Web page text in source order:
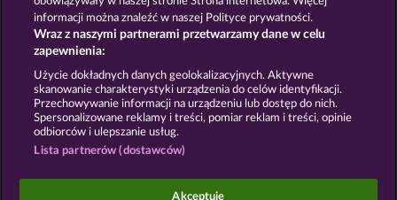
Zasady i warunki
Nota prawna Firma FAQ Facebook
Prześlij wniosek o wypłatę
informacji można znaleźć w naszej Polityce prywatności.
Wraz z naszymi partnerami przetwarzamy dane w celu
zapewnienia:
Użycie dokładnych danych geolokalizacyjnych. Aktywne
skanowanie charakterystyki urządzenia do celów identyfikacji.
Przechowywanie informacji na urządzeniu lub dostęp do nich.
Spersonalizowane reklamy i treści, pomiar reklam i treści, opinie
odbiorców i ulepszanie usług.
Lista partnerów (dostawców)
Akceptuję